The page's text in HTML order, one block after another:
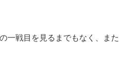
一戦目を見るまでもなく、また